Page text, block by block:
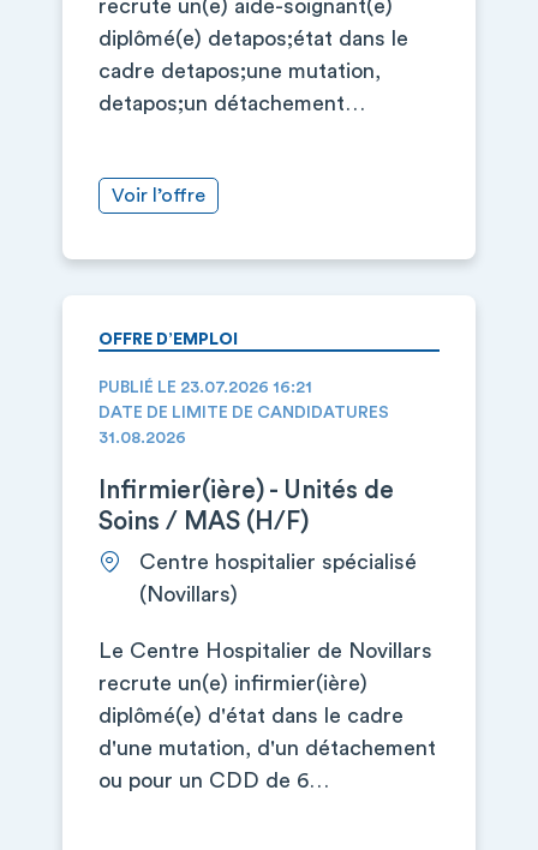
recrute un(e) aide-soignant(e)
diplômé(e) detapos;état dans le
cadre detapos;une mutation,
detapos;un détachement…
Voir l’offre
OFFRE D’EMPLOI
PUBLIÉ LE 23.07.2026 16:21
DATE DE LIMITE DE CANDIDATURES
31.08.2026
Infirmier(ière) - Unités de
Soins / MAS (H/F)
Centre hospitalier spécialisé
(Novillars)
Le Centre Hospitalier de Novillars
recrute un(e) infirmier(ière)
diplômé(e) d'état dans le cadre
d'une mutation, d'un détachement
ou pour un CDD de 6…